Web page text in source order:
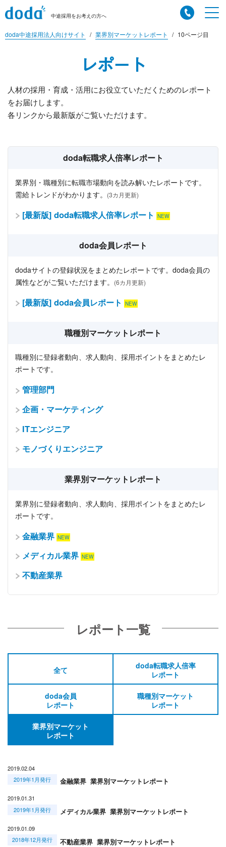
中途採用をお考えの方へ
doda中途採用法人向けサイト 業界別マーケットレポート 10ページ目
レポート
人材の採用・育成・活用にお役立ていただくためのレポート
をお届けします。
各リンクから最新版がご覧いただけます。
doda転職求人倍率レポート
業界別・職種別に転職市場動向を読み解いたレポートです。
需給トレンドがわかります。
(3カ月更新)
[最新版] doda転職求人倍率レポート
doda会員レポート
dodaサイトの登録状況をまとめたレポートです。doda会員の
属性などがご覧いただけます。
(6カ月更新)
[最新版] doda会員レポート
職種別マーケットレポート
職種別に登録者動向、求人動向、採用ポイントをまとめたレ
ポートです。
管理部門
企画・マーケティング
ITエンジニア
モノづくりエンジニア
業界別マーケットレポート
業界別に登録者動向、求人動向、採用ポイントをまとめたレ
ポートです。
金融業界
メディカル業界
不動産業界
レポート一覧
全て
doda転職求人倍率
レポート
doda会員
レポート
職種別マーケット
レポート
業界別マーケット
レポート
2019.02.04
2019年1月発行
金融業界 業界別マーケットレポート
2019.01.31
2019年1月発行
メディカル業界 業界別マーケットレポート
2019.01.09
2018年12月発行
不動産業界 業界別マーケットレポート